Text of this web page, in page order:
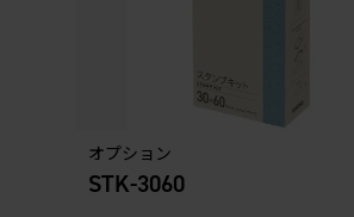
オプション
STK-3060